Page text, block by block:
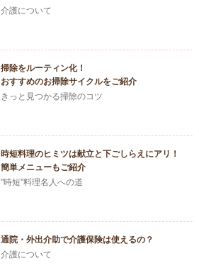
介護について
掃除をルーティン化！
おすすめのお掃除サイクルをご紹介
きっと見つかる掃除のコツ
時短料理のヒミツは献立と下ごしらえにアリ！
簡単メニューもご紹介
"時短"料理名人への道
通院・外出介助で介護保険は使えるの？
介護について